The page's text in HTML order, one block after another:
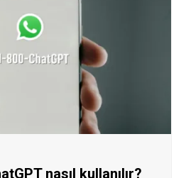
nasıl kullanılır?